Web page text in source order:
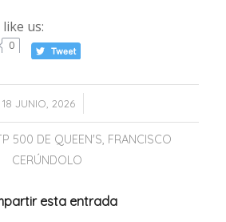
us:
0
18 JUNIO, 2026
/
500 DE QUEEN'S, FRANCISCO
CERÚNDOLO
esta entrada